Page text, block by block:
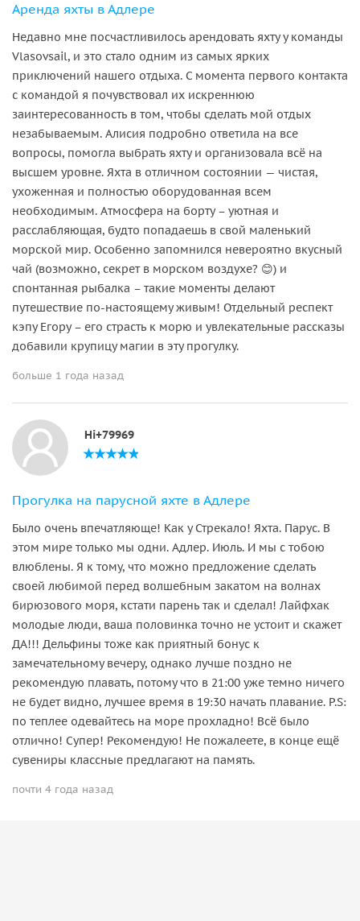
Аренда яхты в Адлере
Недавно мне посчастливилось арендовать яхту у команды
Vlasovsail, и это стало одним из самых ярких
приключений нашего отдыха. С момента первого контакта
с командой я почувствовал их искреннюю
заинтересованность в том, чтобы сделать мой отдых
незабываемым. Алисия подробно ответила на все
вопросы, помогла выбрать яхту и организовала всё на
высшем уровне. Яхта в отличном состоянии — чистая,
ухоженная и полностью оборудованная всем
необходимым. Атмосфера на борту – уютная и
расслабляющая, будто попадаешь в свой маленький
морской мир. Особенно запомнился невероятно вкусный
чай (возможно, секрет в морском воздухе? 😊) и
спонтанная рыбалка – такие моменты делают
путешествие по-настоящему живым! Отдельный респект
кэпу Егору – его страсть к морю и увлекательные рассказы
добавили крупицу магии в эту прогулку.
больше 1 года назад
Hi+79969
Прогулка на парусной яхте в Адлере
Было очень впечатляюще! Как у Стрекало! Яхта. Парус. В
этом мире только мы одни. Адлер. Июль. И мы с тобою
влюблены. Я к тому, что можно предложение сделать
своей любимой перед волшебным закатом на волнах
бирюзового моря, кстати парень так и сделал! Лайфхак
молодые люди, ваша половинка точно не устоит и скажет
ДА!!! Дельфины тоже как приятный бонус к
замечательному вечеру, однако лучше поздно не
рекомендую плавать, потому что в 21:00 уже темно ничего
не будет видно, лучшее время в 19:30 начать плавание. P.S:
по теплее одевайтесь на море прохладно! Всё было
отлично! Супер! Рекомендую! Не пожалеете, в конце ещё
сувениры классные предлагают на память.
почти 4 года назад